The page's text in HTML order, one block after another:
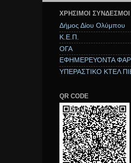
ΧΡΉΣΙΜΟΙ ΣΥΝΔΕΣΜΟΙ
Δήμος Δίου Ολύμπου
Κ.Ε.Π.
ΟΓΑ
ΕΦΗΜΕΡΕΥΟΝΤΑ
ΥΠΕΡΑΣΤΙΚΟ ΚΤΕΛ
QR CODE